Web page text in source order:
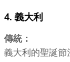
4. 義大利
傳統：
義大利的聖誕節